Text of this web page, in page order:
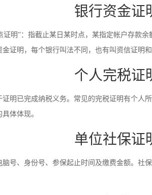
银行资金证
明”：指截止某日某时点，某指定帐户存款
证明，每个银行叫法不同，也有叫资信证明
个人完税证
明已完成纳税义务。常见的完税证明有个
体体现。
单位社保证
号、身份号、参保起止时间及缴费金额。